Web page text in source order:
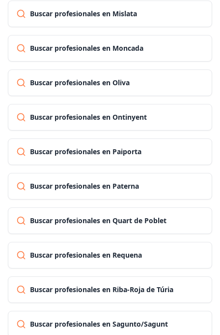
Buscar profesionales en Mislata
Buscar profesionales en Moncada
Buscar profesionales en Oliva
Buscar profesionales en Ontinyent
Buscar profesionales en Paiporta
Buscar profesionales en Paterna
Buscar profesionales en Quart de Poblet
Buscar profesionales en Requena
Buscar profesionales en Riba-Roja de Túria
Buscar profesionales en Sagunto/Sagunt